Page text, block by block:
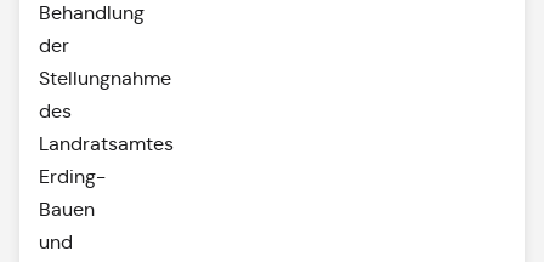
Behandlung
der
Stellungnahme
des
Landratsamtes
Erding-
Bauen
und